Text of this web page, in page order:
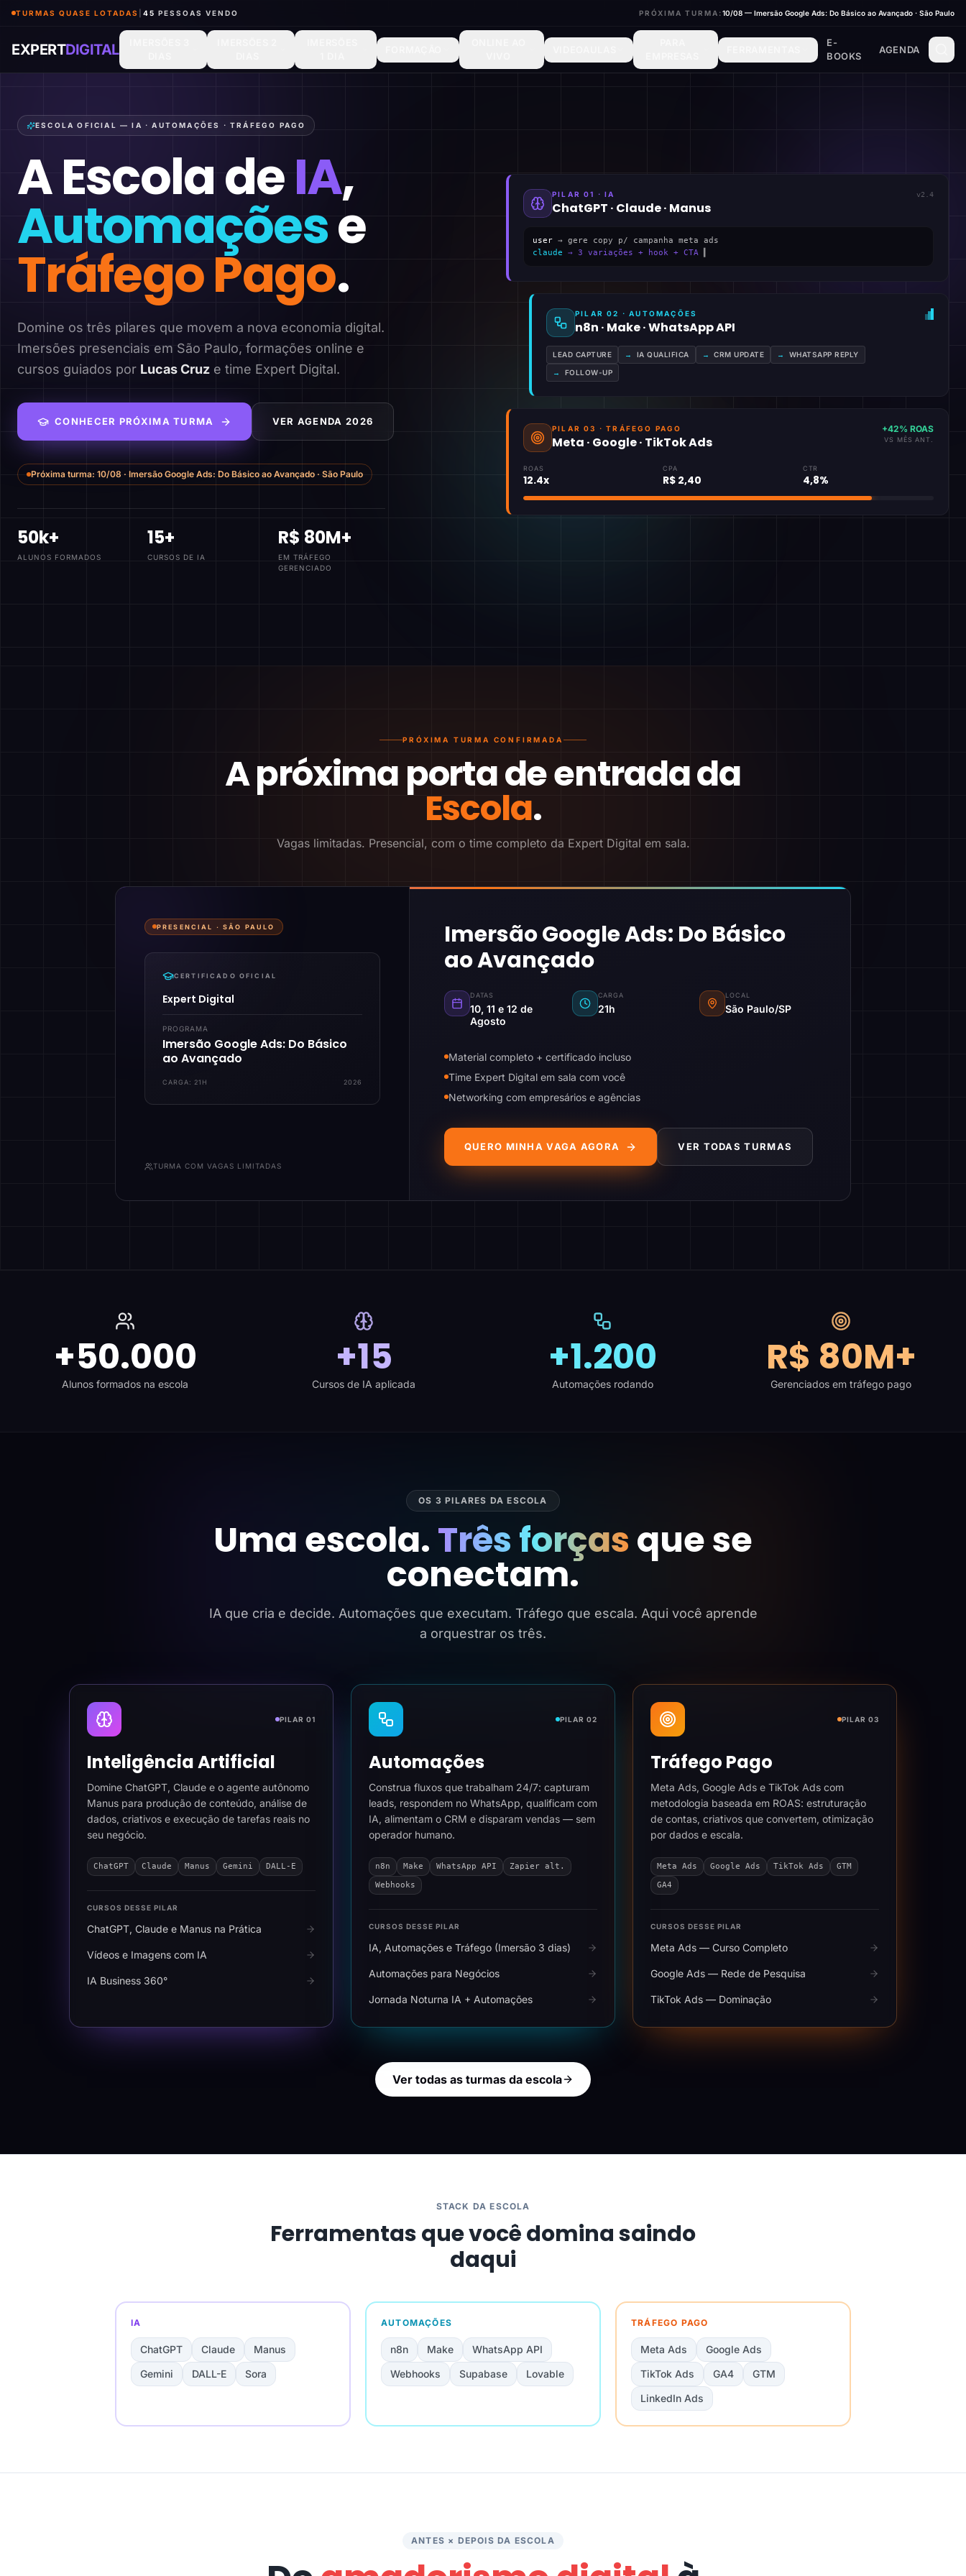
TURMAS QUASE LOTADAS 44 PESSOAS VENDO PRÓXIMA TURMA:10/08 — Imersão Google Ads: Do Básico ao Avançado · São Paulo
EXPERTDIGITAL
E-
BOOKS
AGENDA
ESCOLA OFICIAL — IA · AUTOMAÇÕES · TRÁFEGO PAGO
A Escola deIA,
Automaçõese
Tráfego Pago.
Domine os três pilares que movem a nova economia digital.
Imersões presenciais em São Paulo, formações online e
cursos guiados por Lucas Cruz e time Expert Digital.
CONHECER PRÓXIMA TURMA VER AGENDA 2026
Próxima turma: 10/08 · Imersão Google Ads: Do Básico ao Avançado · São Paulo
50k+
ALUNOS FORMADOS
15+
CURSOS DE IA
R$ 80M+
EM TRÁFEGO
GERENCIADO
PILAR 01 · IA
ChatGPT · Claude · Manus
v2.4
user → gere copy p/ campanha meta ads
claude → 3 variações + hook + CTA
PILAR 02 · AUTOMAÇÕES
n8n · Make · WhatsApp API
LEAD CAPTURE → IA QUALIFICA → CRM UPDATE → WHATSAPP REPLY
→ FOLLOW-UP
PILAR 03 · TRÁFEGO PAGO
Meta · Google · TikTok Ads
+42% ROAS
VS MÊS ANT.
ROAS
12.4x
CPA
R$ 2,40
CTR
4,8%
PRÓXIMA TURMA CONFIRMADA
A próxima porta de entrada da
Escola.
Vagas limitadas. Presencial, com o time completo da Expert Digital em sala.
PRESENCIAL ·SÃO PAULO
CERTIFICADO OFICIAL
Expert Digital
PROGRAMA
Imersão Google Ads: Do Básico
ao Avançado
CARGA: 21H 2026
TURMA COM VAGAS LIMITADAS
Imersão Google Ads: Do Básico
ao Avançado
DATAS
10, 11 e 12 de
Agosto
CARGA
21h
LOCAL
São Paulo/SP
Material completo + certificado incluso
Time Expert Digital em sala com você
Networking com empresários e agências
QUERO MINHA VAGA AGORA VER TODAS TURMAS
+50.000
Alunos formados na escola
+15
Cursos de IA aplicada
+1.200
Automações rodando
R$ 80M+
Gerenciados em tráfego pago
OS 3 PILARES DA ESCOLA
Uma escola.Três forçasque se
conectam.
IA que cria e decide. Automações que executam. Tráfego que escala. Aqui você aprende
a orquestrar os três.
PILAR 01
Inteligência Artificial
Domine ChatGPT, Claude e o agente autônomo
Manus para produção de conteúdo, análise de
dados, criativos e execução de tarefas reais no
seu negócio.
ChatGPT Claude Manus Gemini DALL-E
CURSOS DESSE PILAR
ChatGPT, Claude e Manus na Prática
Vídeos e Imagens com IA
IA Business 360°
PILAR 02
Automações
Construa fluxos que trabalham 24/7: capturam
leads, respondem no WhatsApp, qualificam com
IA, alimentam o CRM e disparam vendas — sem
operador humano.
n8n Make WhatsApp API
Zapier alt.
Webhooks
CURSOS DESSE PILAR
IA, Automações e Tráfego (Imersão 3 dias)
Automações para Negócios
Jornada Noturna IA + Automações
PILAR 03
Tráfego Pago
Meta Ads, Google Ads e TikTok Ads com
metodologia baseada em ROAS: estruturação
de contas, criativos que convertem, otimização
por dados e escala.
Meta Ads Google Ads TikTok Ads
GTM
GA4
CURSOS DESSE PILAR
Meta Ads — Curso Completo
Google Ads — Rede de Pesquisa
TikTok Ads — Dominação
Ver todas as turmas da escola
STACK DA ESCOLA
Ferramentas que você domina saindo
daqui
IA
ChatGPT Claude
Manus
Gemini
DALL-E Sora
AUTOMAÇÕES
n8n Make
WhatsApp API
Webhooks
Supabase Lovable
TRÁFEGO PAGO
Meta Ads
Google Ads
TikTok Ads
GA4
GTM
LinkedIn Ads
ANTES × DEPOIS DA ESCOLA